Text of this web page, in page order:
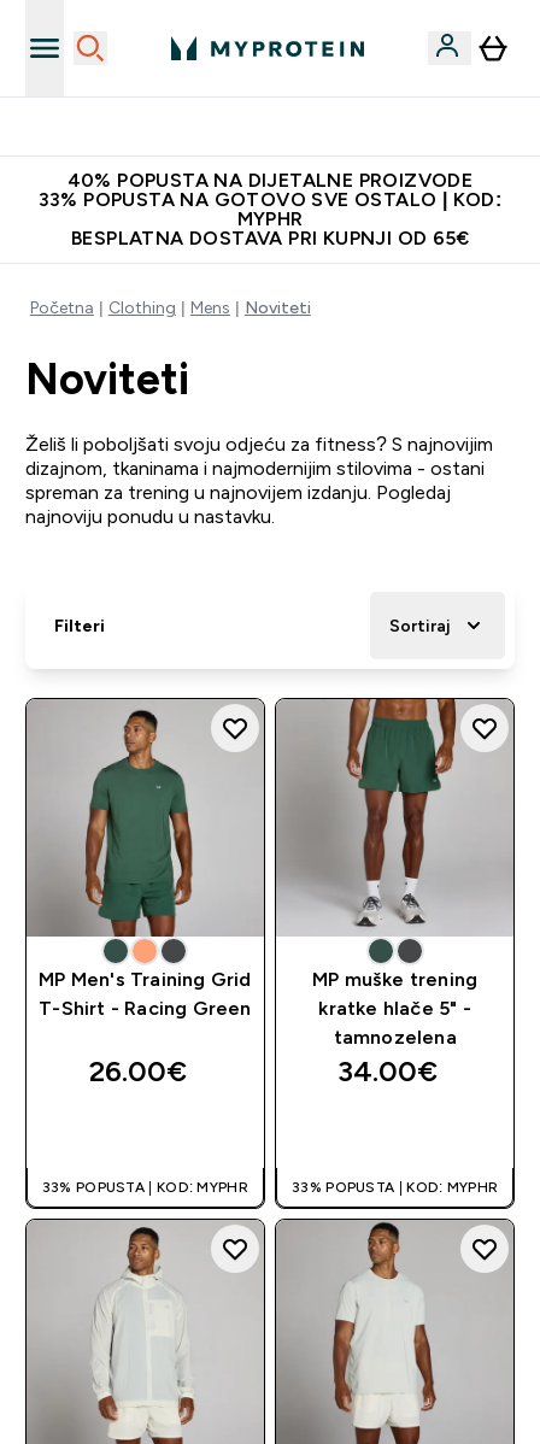
40% POPUSTA NA DIJETALNE PROIZVODE
33% POPUSTA NA GOTOVO SVE OSTALO | KOD:
MYPHR
BESPLATNA DOSTAVA PRI KUPNJI OD 65€
Početna Clothing Mens Noviteti
Noviteti
Želiš li poboljšati svoju odjeću za fitness? S najnovijim
dizajnom, tkaninama i najmodernijim stilovima - ostani
spreman za trening u najnovijem izdanju. Pogledaj
najnoviju ponudu u nastavku.
Filteri Sortiraj
MP Men's Training Grid
T-Shirt - Racing Green
26.00€‎
33% POPUSTA | KOD: MYPHR
MP muške trening
kratke hlače 5" -
tamnozelena
34.00€‎
33% POPUSTA | KOD: MYPHR